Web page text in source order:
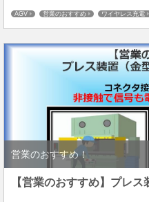
電・過放電・過電流・高温・低
AGV 営業のおすすめ ワイヤレス充電
営業のおすすめ！
【営業のおすすめ】プレ